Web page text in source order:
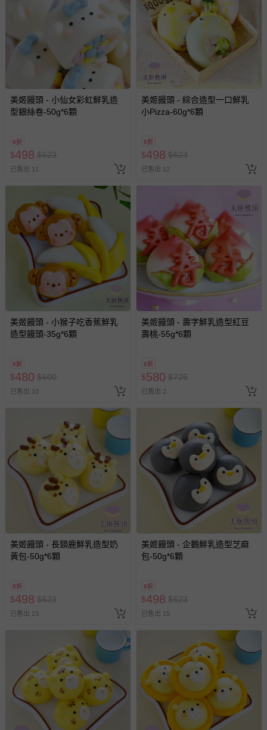
美姬饅頭 - 小仙女彩虹鮮乳造
型銀絲卷-50g*6顆
8折
$498 $623
已售出 11
美姬饅頭 - 綜合造型一口鮮乳
小Pizza-60g*6顆
8折
$498 $623
已售出 12
美姬饅頭 - 小猴子吃香蕉鮮乳
造型饅頭-35g*6顆
8折
$480 $600
已售出 10
美姬饅頭 - 壽字鮮乳造型紅豆
壽桃-55g*6顆
8折
$580 $725
已售出 2
美姬饅頭 - 長頸鹿鮮乳造型奶
黃包-50g*6顆
8折
$498 $623
已售出 23
美姬饅頭 - 企鵝鮮乳造型芝麻
包-50g*6顆
8折
$498 $623
已售出 15